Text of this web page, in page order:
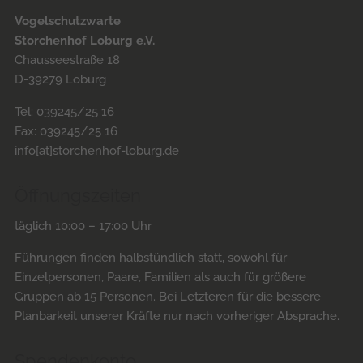
Vogelschutzwarte
Storchenhof Loburg e.V.
Chausseestraße 18
D-39279 Loburg
Tel: 039245/25 16
Fax: 039245/25 16
info[at]storchenhof-loburg.de
täglich 10:00 – 17:00 Uhr
Führungen finden halbstündlich statt, sowohl für
Einzelpersonen, Paare, Familien als auch für größere
Gruppen ab 15 Personen. Bei Letzteren für die bessere
Planbarkeit unserer Kräfte nur nach vorheriger Absprache.